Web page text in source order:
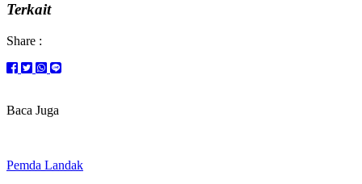
Terkait
Share :
Baca Juga
Pemda Landak